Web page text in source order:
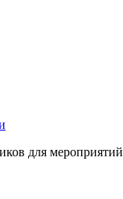
для мероприятий